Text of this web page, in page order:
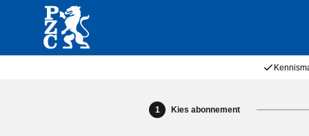
1 Kies abonnement